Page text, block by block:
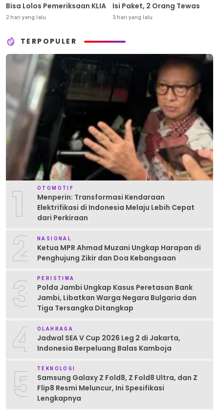
Bisa Lolos Pemeriksaan KLIA
2 hari yang lalu
Isi Paket, 2 Orang Tewas
3 hari yang lalu
TERPOPULER
1 OTOMOTIF
Menperin: Transformasi Kendaraan
Elektrifikasi di Indonesia Melaju Lebih Cepat
dari Perkiraan
2 NASIONAL
Ketua MPR Ahmad Muzani Ungkap Harapan di
Penghujung Zikir dan Doa Kebangsaan
3 PERISTIWA
Polda Jambi Ungkap Kasus Peretasan Bank
Jambi, Libatkan Warga Negara Bulgaria dan
Tiga Tersangka Ditangkap
4 OLAHRAGA
Jadwal SEA V Cup 2026 Leg 2 di Jakarta,
Indonesia Berpeluang Balas Kamboja
5 TEKNOLOGI
Samsung Galaxy Z Fold8, Z Fold8 Ultra, dan Z
Flip8 Resmi Meluncur, Ini Spesifikasi
Lengkapnya